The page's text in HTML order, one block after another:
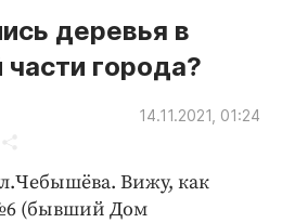
деревья в
города?
14.11.2021, 01:24
Вижу, как
(бывший Дом